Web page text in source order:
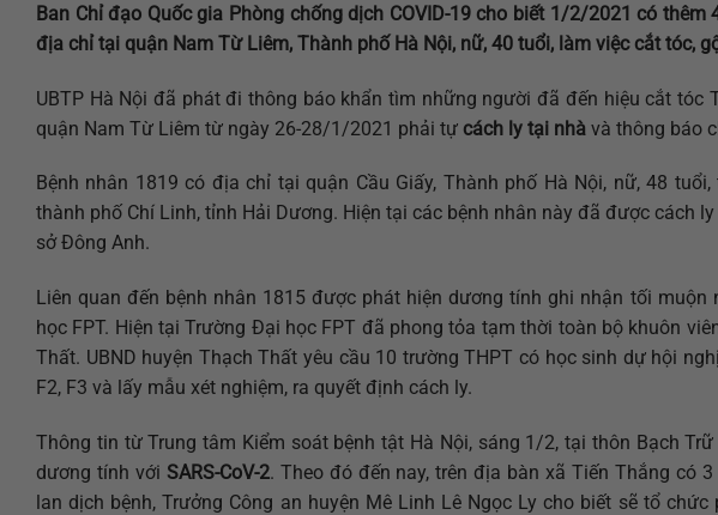
Ban Chỉ đạo Quốc gia Phòng chống dịch COVID-19 cho biết 1/2/2021 có
địa chỉ tại quận Nam Từ Liêm, Thành phố Hà Nội, nữ, 40 tuổi, làm việc cắt tóc,
UBTP Hà Nội đã phát đi thông báo khẩn tìm những người đã đến hiệu cắt tóc
quận Nam Từ Liêm từ ngày 26-28/1/2021 phải tự cách ly tại nhà và thông báo
Bệnh nhân 1819 có địa chỉ tại quận Cầu Giấy, Thành phố Hà Nội, nữ, 48
thành phố Chí Linh, tỉnh Hải Dương. Hiện tại các bệnh nhân này đã được cách
sở Đông Anh.
Liên quan đến bệnh nhân 1815 được phát hiện dương tính ghi nhận tối
học FPT. Hiện tại Trường Đại học FPT đã phong tỏa tạm thời toàn bộ khuôn
Thất. UBND huyện Thạch Thất yêu cầu 10 trường THPT có học sinh dự hội
F2, F3 và lấy mẫu xét nghiệm, ra quyết định cách ly.
Thông tin từ Trung tâm Kiểm soát bệnh tật Hà Nội, sáng 1/2, tại thôn Bạch
dương tính với SARS-CoV-2. Theo đó đến nay, trên địa bàn xã Tiến Thắng có
lan dịch bệnh, Trưởng Công an huyện Mê Linh Lê Ngọc Ly cho biết sẽ tổ